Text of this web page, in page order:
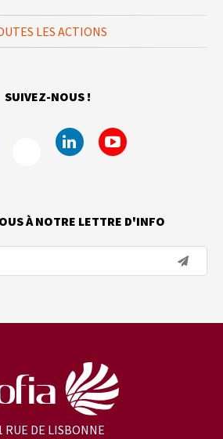
LES ACTIONS
SUIVEZ-NOUS !
À NOTRE LETTRE D'INFO
RUE DE LISBONNE